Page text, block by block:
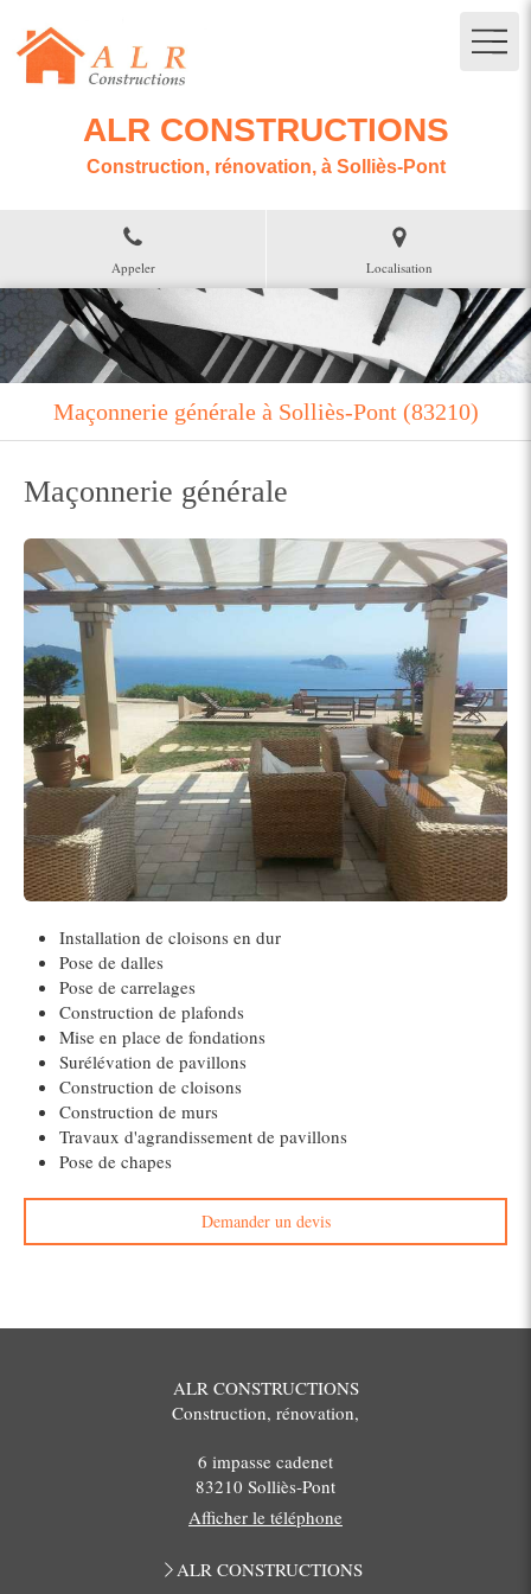
ALR CONSTRUCTIONS
Construction, rénovation, à Solliès-Pont
Appeler Localisation
Maçonnerie générale à Solliès-Pont (83210)
Maçonnerie générale
Installation de cloisons en dur
Pose de dalles
Pose de carrelages
Construction de plafonds
Mise en place de fondations
Surélévation de pavillons
Construction de cloisons
Construction de murs
Travaux d'agrandissement de pavillons
Pose de chapes
Demander un devis
ALR CONSTRUCTIONS
Construction, rénovation,
6 impasse cadenet
83210 Solliès-Pont
Afficher le téléphone
ALR CONSTRUCTIONS